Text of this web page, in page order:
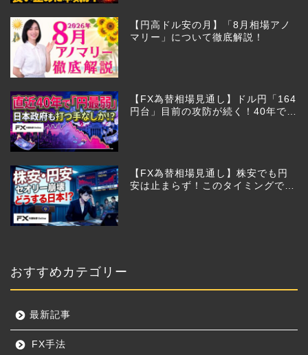
【円高ドル安の月】「8月相場アノ
マリー」について徹底解説！
【FX為替相場見通し】ドル円「164
円台」目前の攻防が続く！40年で円
【FX為替相場見通し】株安でも円
安は止まらず！このタイミングでと
おすすめカテゴリー
最新記事
FX手法